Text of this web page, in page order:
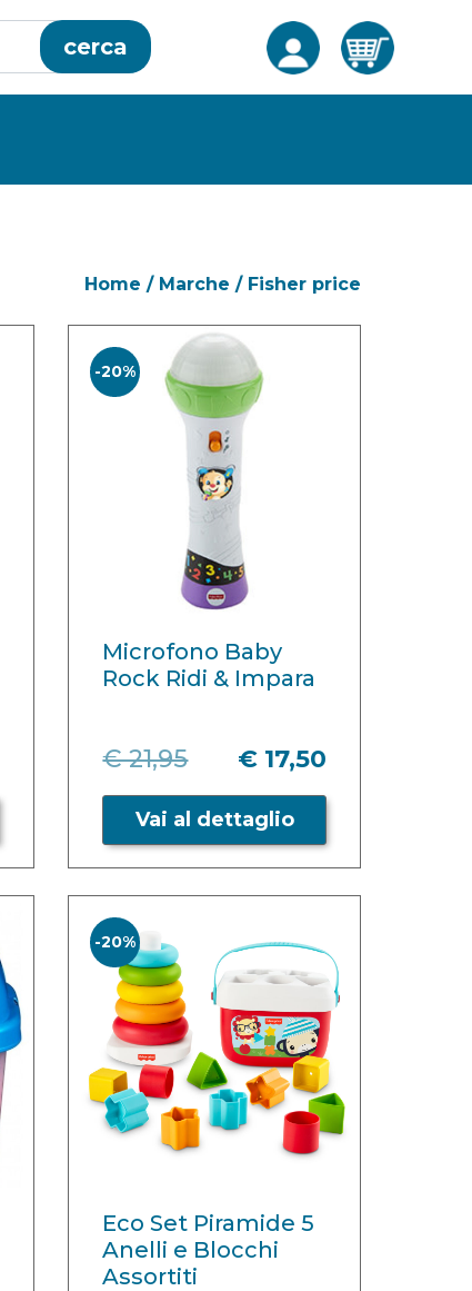
cerca
Home / Marche / Fisher price
-20%
Microfono Baby
Rock Ridi & Impara
€ 21,95 € 17,50
Vai al dettaglio
-20%
Eco Set Piramide 5
Anelli e Blocchi
Assortiti